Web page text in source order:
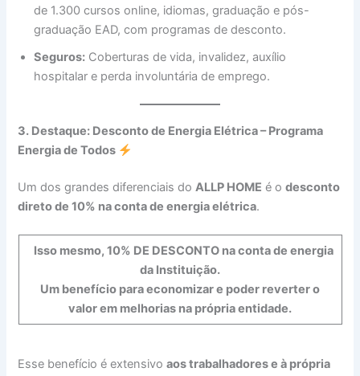
de 1.300 cursos online, idiomas, graduação e pós-
graduação EAD, com programas de desconto.
Seguros: Coberturas de vida, invalidez, auxílio
hospitalar e perda involuntária de emprego.
3. Destaque: Desconto de Energia Elétrica – Programa
Energia de Todos
Um dos grandes diferenciais doALLP HOME é odesconto
direto de 10% na conta de energia elétrica.
Isso mesmo, 10% DE DESCONTO na conta de energia
da Instituição.
Um benefício para economizar e poder reverter o
valor em melhorias na própria entidade.
Esse benefício é extensivoaos trabalhadores e à própria